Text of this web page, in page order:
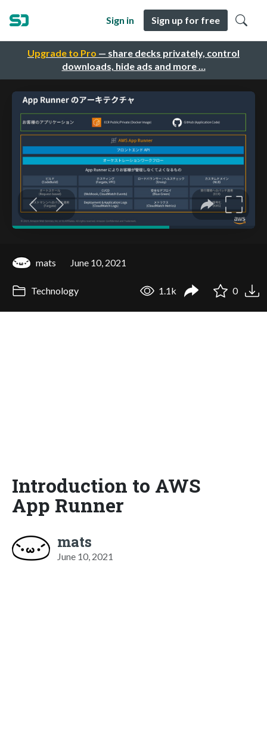
Upgrade to Pro — share decks privately, control
downloads, hide ads and more …
Sign in Sign up for free
mats June 10, 2021
Technology 1.1k 0
Introduction to AWS
App Runner
mats
June 10, 2021